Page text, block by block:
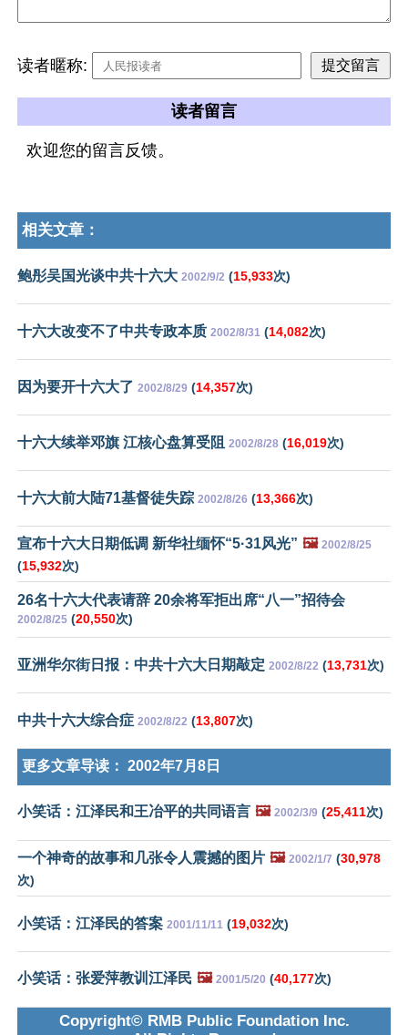
读者暱称:
读者留言
欢迎您的留言反馈。
相关文章：
鲍彤吴国光谈中共十六大 2002/9/2 (15,933次)
十六大改变不了中共专政本质 2002/8/31 (14,082次)
因为要开十六大了 2002/8/29 (14,357次)
十六大续举邓旗 江核心盘算受阻 2002/8/28 (16,019次)
十六大前大陆71基督徒失踪 2002/8/26 (13,366次)
宣布十六大日期低调 新华社缅怀“5·31风光” 🖼️ 2002/8/25
(15,932次)
26名十六大代表请辞 20余将军拒出席“八一”招待会
2002/8/25 (20,550次)
亚洲华尔街日报：中共十六大日期敲定 2002/8/22 (13,731次)
中共十六大综合症 2002/8/22 (13,807次)
更多文章导读： 2002年7月8日
小笑话：江泽民和王冶平的共同语言 🖼️ 2002/3/9 (25,411次)
一个神奇的故事和几张令人震撼的图片 🖼️ 2002/1/7 (30,978
次)
小笑话：江泽民的答案 2001/11/11 (19,032次)
小笑话：张爱萍教训江泽民 🖼️ 2001/5/20 (40,177次)
Copyright© RMB Public Foundation Inc.